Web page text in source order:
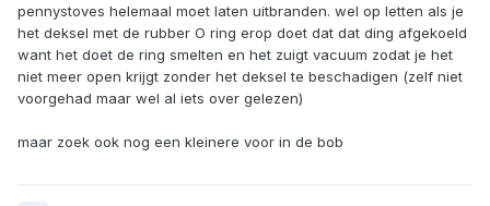
pennystoves helemaal moet laten uitbranden. wel op letten als je
het deksel met de rubber O ring erop doet dat dat ding afgekoeld
want het doet de ring smelten en het zuigt vacuum zodat je het
niet meer open krijgt zonder het deksel te beschadigen (zelf niet
voorgehad maar wel al iets over gelezen)
maar zoek ook nog een kleinere voor in de bob